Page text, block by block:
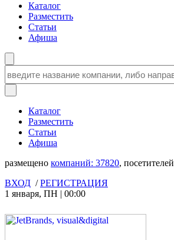
Каталог
Разместить
Статьи
Афиша
Каталог
Разместить
Статьи
Афиша
размещено компаний: 37820, посетителей
ВХОД /РЕГИСТРАЦИЯ
1 января, ПН | 00:00